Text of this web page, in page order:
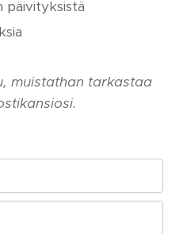
päivityksistä
muistathan tarkastaa